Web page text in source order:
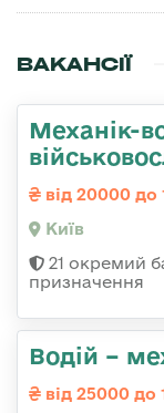
ВАКАНСІЇ
Механік-
від 20000 до
Київ
21 окремий
призначення
Водій –
від 25000 до